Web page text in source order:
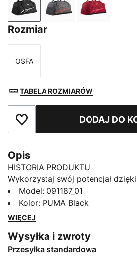
PUMA BlackMoody GrayGarnet Glow
Rozmiar
Rozmiar
OSFA
TABELA ROZMIARÓW
Dodaj do ulubionychDODAJ DO
Opis
HISTORIA PRODUKTU
Wykorzystaj swój potencjał
torbie sportowej. Ma wiele
buty i regulowany pasek na ramię
zaprojektowana z myślą o
dzięki charakterystycznemu
CECHY + KORZYŚCI
Model: 091187_01
Kolor: PUMA Black
WIĘCEJ
Wysyłka i zwroty
Przesyłka standardowa